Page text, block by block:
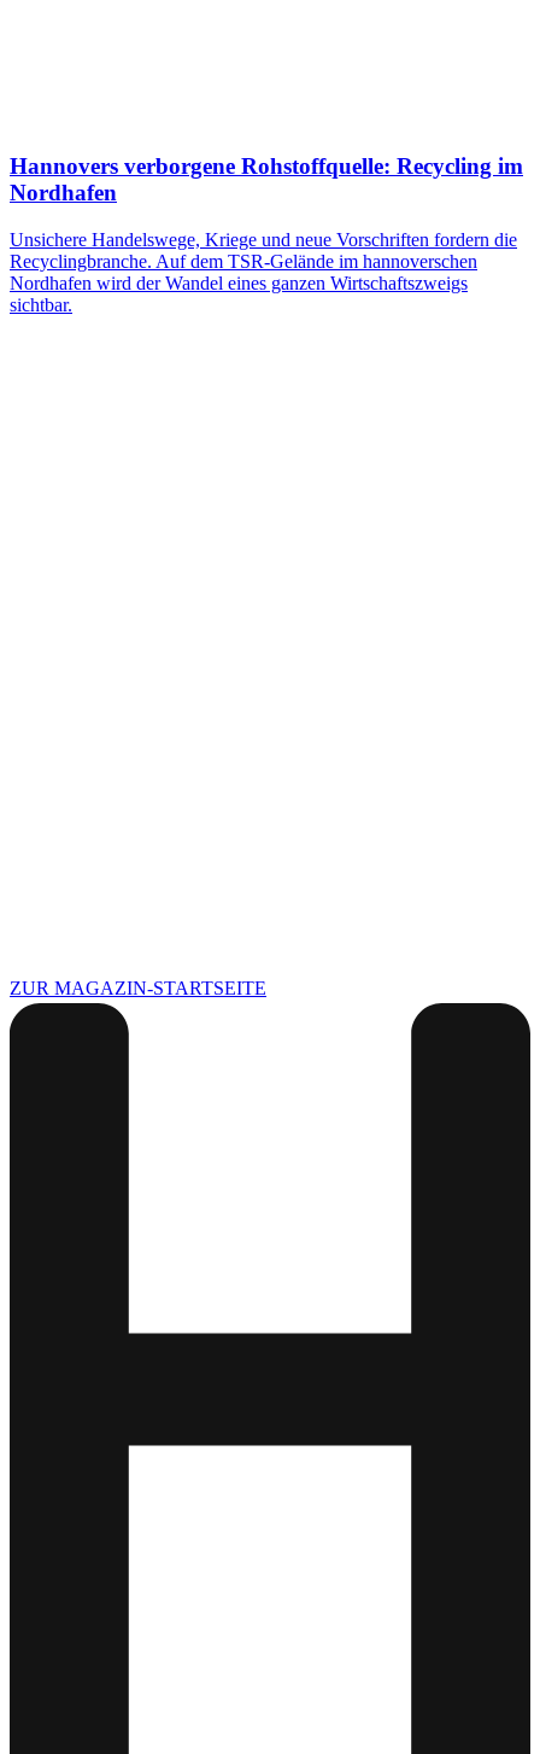
Hannovers verborgene Rohstoffquelle: Recycling im
Nordhafen
Unsichere Handelswege, Kriege und neue Vorschriften fordern die
Recyclingbranche. Auf dem TSR-Gelände im hannoverschen
Nordhafen wird der Wandel eines ganzen Wirtschaftszweigs
sichtbar.
ZUR MAGAZIN-STARTSEITE